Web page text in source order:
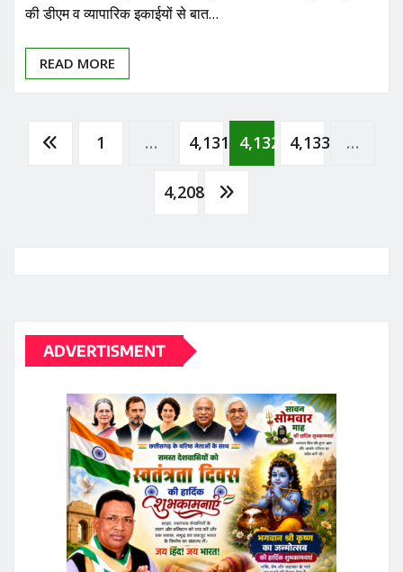
की डीएम व व्यापारिक इकाईयों से बात…
READ MORE
Posts
pagination
1 … 4,131 4,132 4,133 …
4,208
ADVERTISMENT